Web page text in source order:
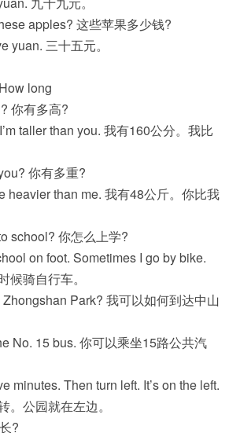
apples? 这些苹果多少钱?
三十五元。
long
你有多高?
taller than you. 我有160公分。我比
你有多重?
heavier than me. 我有48公斤。你比我
school? 你怎么上学?
on foot. Sometimes I go by bike.
候骑自行车。
Park? 我可以如何到达中山
No. 15 bus. 你可以乘坐15路公共汽
minutes. Then turn left. It’s on the left.
。公园就在左边。
?